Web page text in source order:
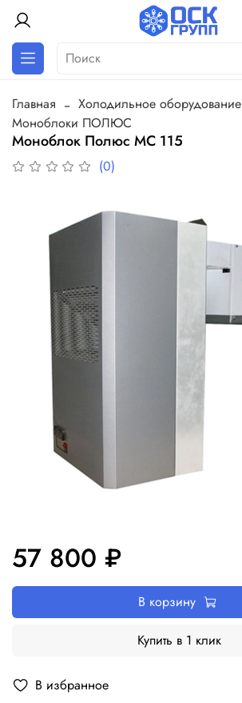
Главная Холодильное оборудование
Моноблоки ПОЛЮС
Моноблок Полюс MC 115
(0)
В избранное
57 800 ₽
В корзину
Купить в 1 клик